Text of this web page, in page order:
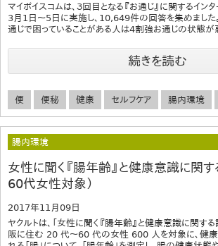
マイボイスコムは、３回目となる『お通じ』に関するイン
3月1日～5日に実施し、10,649件の回答を集めました
通じで困っていることがある人は4割強お通じの状態が
続きを読む
便 便秘 健康 セルフケア 腸内環境
腸内環境
女性に聞く『腸年齢』と健康意識に関
60代女性対象）
2017年11月09日
ヤクルトは、「女性に聞く『腸年齢』と健康意識に関す
阪に住む 20 代～60 代の女性 600 人を対象に、健康